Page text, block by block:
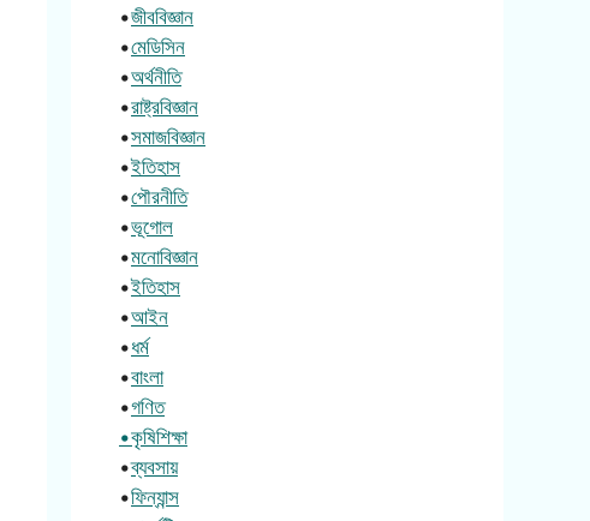
•জীববিজ্ঞান
•মেডিসিন
•অর্থনীতি
•রাষ্ট্রবিজ্ঞান
•সমাজবিজ্ঞান
•ইতিহাস
•পৌরনীতি
•ভূগোল
•মনোবিজ্ঞান
•ইতিহাস
•আইন
•ধর্ম
•বাংলা
•গণিত
•কৃষিশিক্ষা
•ব্যবসায়
•ফিন্যান্স